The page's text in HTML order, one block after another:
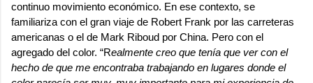
continuo movimiento económico. En ese contexto, se
familiariza con el gran viaje de Robert Frank por las carreteras
americanas o el de Mark Riboud por China. Pero con el
agregado del color. “Realmente creo que tenía que ver con el
hecho de que me encontraba trabajando en lugares donde el